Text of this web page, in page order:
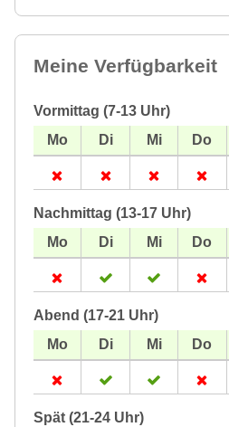
Meine Verfügbarkeit
Vormittag (7-13 Uhr)
Nachmittag (13-17 Uhr)
Abend (17-21 Uhr)
Spät (21-24 Uhr)